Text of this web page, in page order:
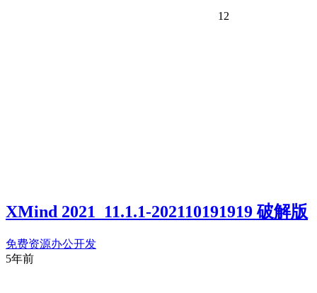
12
XMind 2021_11.1.1-202110191919 破解版
免费资源办公开发
5年前